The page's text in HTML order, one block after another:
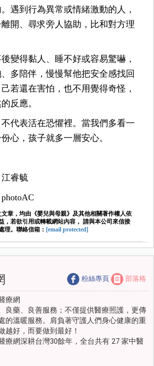
遇到行為異常或情緒激動的人，
開、尋求旁人協助，比和對方理
變得黏人、睡不好或容易驚嚇，
多陪伴，慢慢幫他把安全感找回
若還在害怕，也不用覺得奇怪，
反應。
代表活在恐懼裡。當我們多看一
心，孩子就多一層安心。
睿毓
章，均由《嬰兒與母親》及其他相關著作權人依
，若欲引用或轉載網站內容， 請與本公司來信接
理。聯絡信箱： [email protected]
粉絲專頁 部落格
療網
良藥、良善服務；不僅提供醫療照護，更傳
的溫暖服務。肩負著守護人們身心健康的重
越好，而要做到最好！
療網深耕台灣30餘年，全台共有 27 家中醫